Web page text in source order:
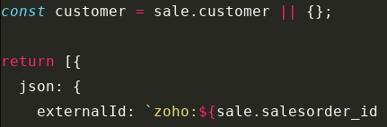
const customer = sale.customer {};
return [{
  json: {
    externalId:
`zoho: ${sale.salesorder_id